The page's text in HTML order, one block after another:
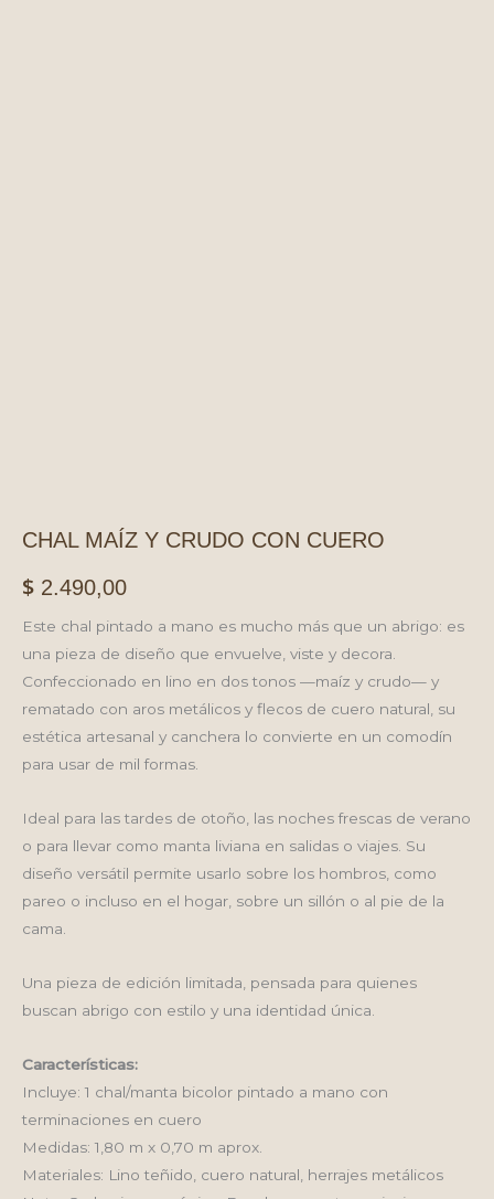
CHAL MAÍZ Y CRUDO CON CUERO
$ 2.490,00
Este chal pintado a mano es mucho más que un abrigo: es
una pieza de diseño que envuelve, viste y decora.
Confeccionado en lino en dos tonos —maíz y crudo— y
rematado con aros metálicos y flecos de cuero natural, su
estética artesanal y canchera lo convierte en un comodín
para usar de mil formas.
Ideal para las tardes de otoño, las noches frescas de verano
o para llevar como manta liviana en salidas o viajes. Su
diseño versátil permite usarlo sobre los hombros, como
pareo o incluso en el hogar, sobre un sillón o al pie de la
cama.
Una pieza de edición limitada, pensada para quienes
buscan abrigo con estilo y una identidad única.
Características:
Incluye: 1 chal/manta bicolor pintado a mano con
terminaciones en cuero
Medidas: 1,80 m x 0,70 m aprox.
Materiales: Lino teñido, cuero natural, herrajes metálicos